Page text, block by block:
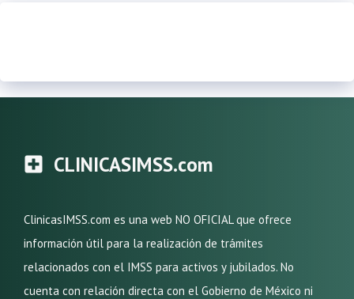
CLINICASIMSS.com
ClinicasIMSS.com es una web NO OFICIAL que ofrece
información útil para la realización de trámites
relacionados con el IMSS para activos y jubilados. No
cuenta con relación directa con el Gobierno de México ni